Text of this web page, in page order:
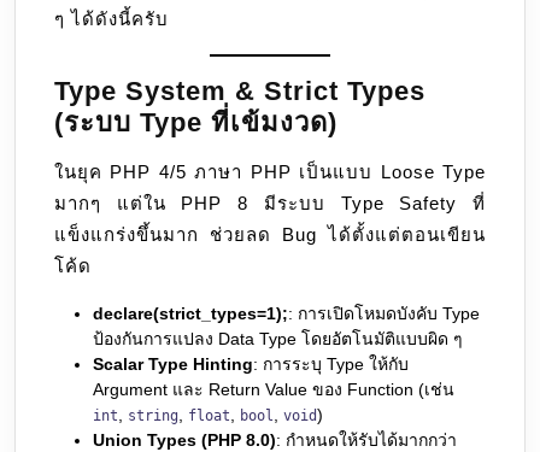
ๆ ได้ดังนี้ครับ
Type System & Strict Types
(ระบบ Type ที่เข้มงวด)
ในยุค PHP 4/5 ภาษา PHP เป็นแบบ Loose Type
มากๆ แต่ใน PHP 8 มีระบบ Type Safety ที่
แข็งแกร่งขึ้นมาก ช่วยลด Bug ได้ตั้งแต่ตอนเขียน
โค้ด
declare(strict_types=1);: การเปิดโหมดบังคับ Type
ป้องกันการแปลง Data Type โดยอัตโนมัติแบบผิด ๆ
Scalar Type Hinting: การระบุ Type ให้กับ
Argument และ Return Value ของ Function (เช่น
int, string, float, bool, void)
Union Types (PHP 8.0): กำหนดให้รับได้มากกว่า